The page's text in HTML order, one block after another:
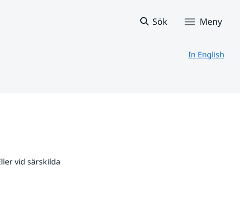
Sök Meny
In English
vid särskilda